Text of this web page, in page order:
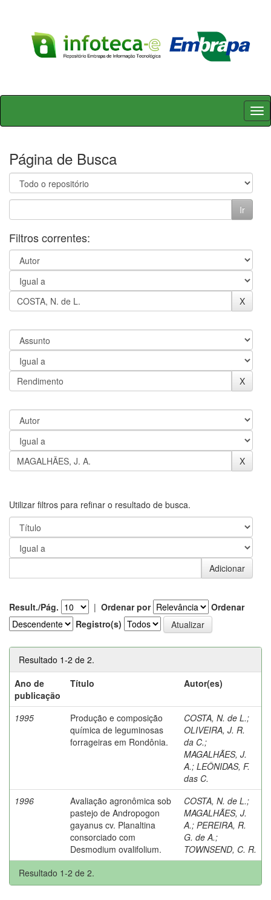
Skip
Página de Busca
Filtros correntes:
Utilizar filtros para refinar o resultado de busca.
Result./Pág. | Ordenar por
Ordenar
Registro(s)
Resultado 1-2 de 2.
Ano de
publicação
Título Autor(es)
1995
Produção e composição
química de leguminosas
forrageiras em Rondônia.
COSTA, N. de L.;
OLIVEIRA, J. R.
da C.;
MAGALHÃES, J.
A.; LEÔNIDAS, F.
das C.
1996
Avaliação agronômica sob
pastejo de Andropogon
gayanus cv. Planaltina
consorciado com
Desmodium ovalifolium.
COSTA, N. de L.;
MAGALHÃES, J.
A.; PEREIRA, R.
G. de A.;
TOWNSEND, C. R.
Resultado 1-2 de 2.